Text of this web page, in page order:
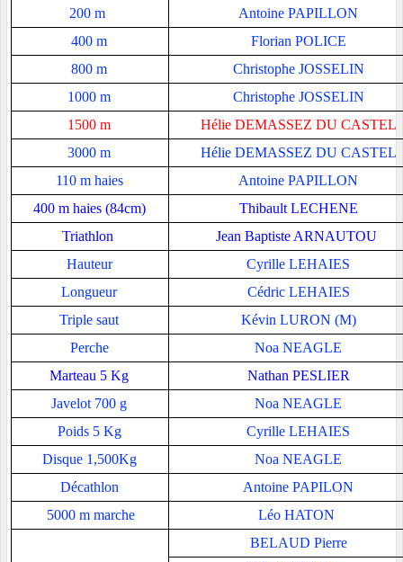
200 m
Antoine PAPILLON
400 m
Florian POLICE
800 m
Christophe JOSSELIN
1000 m
Christophe JOSSELIN
1500 m
Hélie DEMASSEZ DU CASTEL
3000 m
Hélie DEMASSEZ DU CASTEL
110 m haies
Antoine PAPILLON
400 m haies (84cm)
Thibault LECHENE
Triathlon
Jean Baptiste ARNAUTOU
Hauteur
Cyrille LEHAIES
Longueur
Cédric LEHAIES
Triple saut
Kévin LURON (M)
Perche
Noa NEAGLE
Marteau 5 Kg
Nathan PESLIER
Javelot 700 g
Noa NEAGLE
Poids 5 Kg
Cyrille LEHAIES
Disque 1,500Kg
Noa NEAGLE
Décathlon
Antoine PAPILON
5000 m marche
Léo HATON
BELAUD Pierre